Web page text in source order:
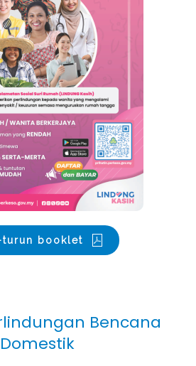
turun booklet
Bencana
Domestik